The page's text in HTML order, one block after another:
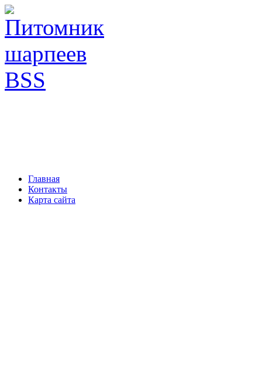
Главная
Контакты
Карта сайта